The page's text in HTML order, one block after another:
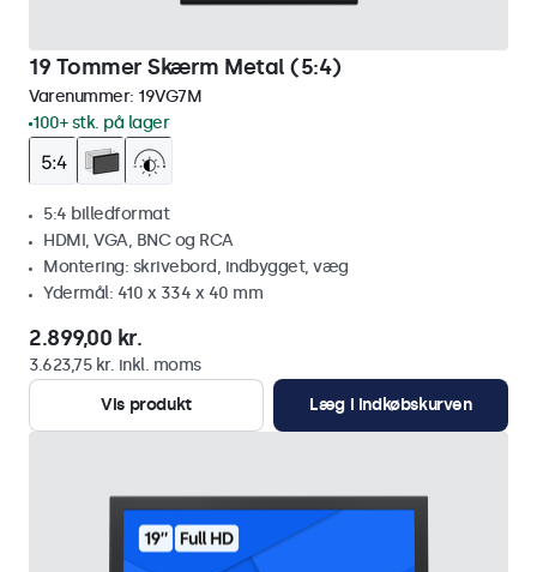
19 Tommer Skærm Metal (5:4)
Varenummer: 19VG7M
100+ stk. på lager
5:4 billedformat
HDMI, VGA, BNC og RCA
Montering: skrivebord, indbygget, væg
Ydermål: 410 x 334 x 40 mm
2.899,00 kr.
3.623,75 kr. inkl. moms
Vis produkt
Læg i indkøbskurven